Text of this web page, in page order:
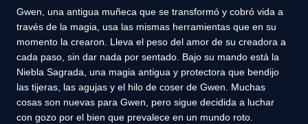
Gwen, una antigua muñeca que se transformó y cobró vida a
través de la magia, usa las mismas herramientas que en su
momento la crearon. Lleva el peso del amor de su creadora a
cada paso, sin dar nada por sentado. Bajo su mando está la
Niebla Sagrada, una magia antigua y protectora que bendijo
las tijeras, las agujas y el hilo de coser de Gwen. Muchas
cosas son nuevas para Gwen, pero sigue decidida a luchar
con gozo por el bien que prevalece en un mundo roto.